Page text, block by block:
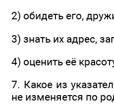
2) обидеть его,
3) знать их адрес,
4) оценить её
7. Какое из
не изменяется по